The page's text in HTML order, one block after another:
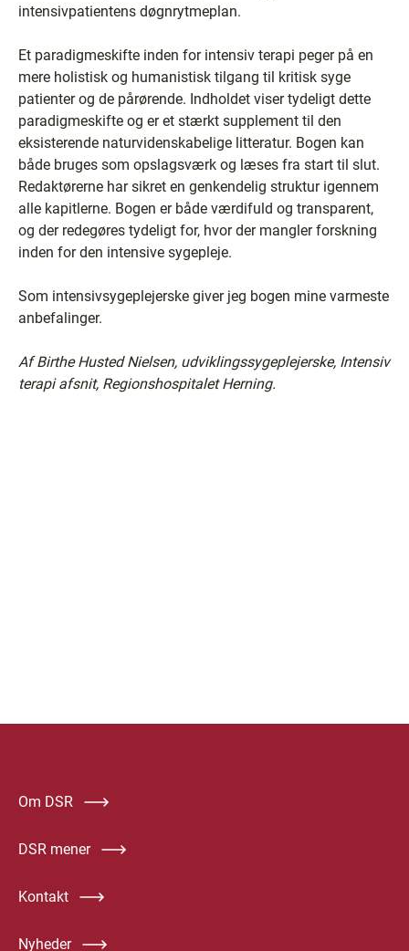
intensivpatientens døgnrytmeplan.
Et paradigmeskifte inden for intensiv terapi peger på en
mere holistisk og humanistisk tilgang til kritisk syge
patienter og de pårørende. Indholdet viser tydeligt dette
paradigmeskifte og er et stærkt supplement til den
eksisterende naturvidenskabelige litteratur. Bogen kan
både bruges som opslagsværk og læses fra start til slut.
Redaktørerne har sikret en genkendelig struktur igennem
alle kapitlerne. Bogen er både værdifuld og transparent,
og der redegøres tydeligt for, hvor der mangler forskning
inden for den intensive sygepleje.
Som intensivsygeplejerske giver jeg bogen mine varmeste
anbefalinger.
Af Birthe Husted Nielsen, udviklingssygeplejerske, Intensiv
terapi afsnit, Regionshospitalet Herning.
Om DSR
DSR mener
Kontakt
Nyheder